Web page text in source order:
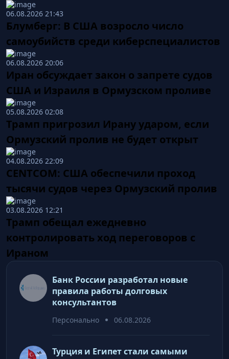
06.08.2026 21:43
Блумберг: В США возросло число
самоубийств среди киберспециалистов
06.08.2026 20:06
Иран обсуждает закон о запрете судов
США и Израиля в Ормузском проливе
05.08.2026 02:08
Трамп пригрозил Ирану ударом, если
Ормузский пролив не будет открыт
04.08.2026 22:09
CENTCOM: США обеспечили проход
тысячи судов через Ормузский пролив
03.08.2026 12:21
Трамп обещал ежедневно
контролировать ход переговоров с
Ираном
Банк России разработал новые
правила работы долговых
консультантов
Персонально 06.08.2026
Турция и Египет стали самыми